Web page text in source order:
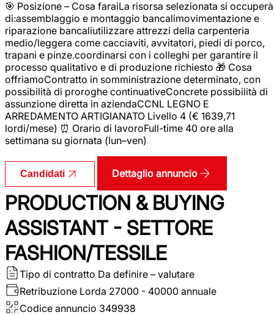
🎯 Posizione – Cosa faraiLa risorsa selezionata si occuperà
di:assemblaggio e montaggio bancalimovimentazione e
riparazione bancaliutilizzare attrezzi della carpenteria
medio/leggera come cacciaviti, avvitatori, piedi di porco,
trapani e pinze.coordinarsi con i colleghi per garantire il
processo qualitativo e di produzione richiesto 🎁 Cosa
offriamoContratto in somministrazione determinato, con
possibilità di proroghe continuativeConcrete possibilità di
assunzione diretta in aziendaCCNL LEGNO E
ARREDAMENTO ARTIGIANATO Livello 4 (€ 1639,71
lordi/mese) ⏰ Orario di lavoroFull-time 40 ore alla
settimana su giornata (lun–ven)
Candidati Dettaglio annuncio
PRODUCTION & BUYING
ASSISTANT - SETTORE
FASHION/TESSILE
Tipo di contratto Da definire – valutare
Retribuzione Lorda 27000 - 40000 annuale
Codice annuncio 349938